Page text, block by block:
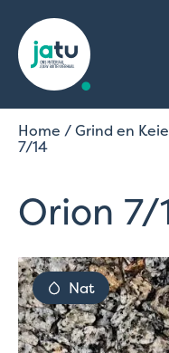
Home /Grind en
7/14
Orion 7/
Nat